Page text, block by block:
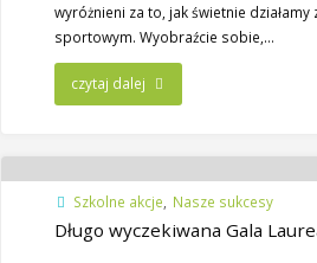
wyróżnieni za to, jak świetnie
sportowym. Wyobraźcie sobie,…
czytaj dalej
Szkolne akcje, Nasze sukcesy
Długo wyczekiwana Gala